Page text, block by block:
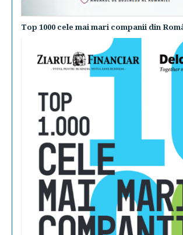
Top 1000 cele mai mari companii din